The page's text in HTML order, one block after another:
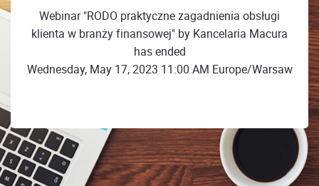
Webinar "RODO praktyczne zagadnienia obsługi
klienta w branży finansowej" by Kancelaria Macura
has ended
Wednesday, May 17, 2023 11:00 AM Europe/Warsaw